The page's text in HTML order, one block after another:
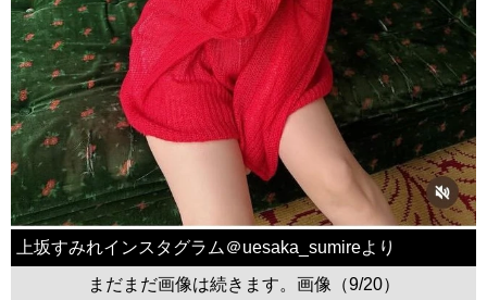
上坂すみれインスタグラム＠uesaka_sumireより
まだまだ画像は続きます。画像（9/20）